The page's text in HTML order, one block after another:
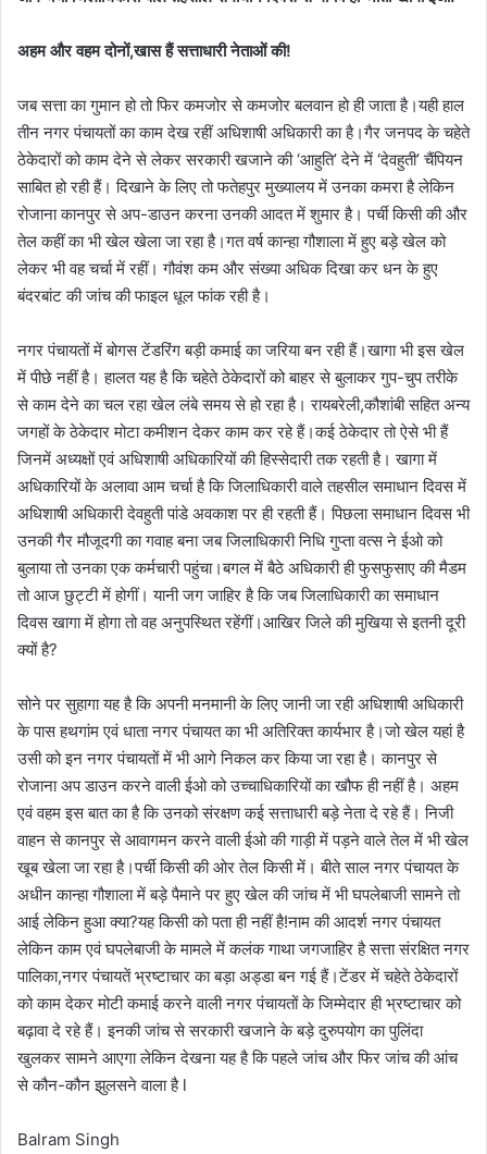
अहम और वहम दोनों,खास हैं सत्ताधारी नेताओं की!
जब सत्ता का गुमान हो तो फिर कमजोर से कमजोर बलवान हो ही जाता है।यही हाल
तीन नगर पंचायतों का काम देख रहीं अधिशाषी अधिकारी का है।गैर जनपद के चहेते
ठेकेदारों को काम देने से लेकर सरकारी खजाने की ‘आहुति’ देने में ‘देवहुती’ चैंपियन
साबित हो रही हैं। दिखाने के लिए तो फतेहपुर मुख्यालय में उनका कमरा है लेकिन
रोजाना कानपुर से अप-डाउन करना उनकी आदत में शुमार है। पर्ची किसी की और
तेल कहीं का भी खेल खेला जा रहा है।गत वर्ष कान्हा गौशाला में हुए बड़े खेल को
लेकर भी वह चर्चा में रहीं। गौवंश कम और संख्या अधिक दिखा कर धन के हुए
बंदरबांट की जांच की फाइल धूल फांक रही है।
नगर पंचायतों में बोगस टेंडरिंग बड़ी कमाई का जरिया बन रही हैं।खागा भी इस खेल
में पीछे नहीं है। हालत यह है कि चहेते ठेकेदारों को बाहर से बुलाकर गुप-चुप तरीके
से काम देने का चल रहा खेल लंबे समय से हो रहा है। रायबरेली,कौशांबी सहित अन्य
जगहों के ठेकेदार मोटा कमीशन देकर काम कर रहे हैं।कई ठेकेदार तो ऐसे भी हैं
जिनमें अध्यक्षों एवं अधिशाषी अधिकारियों की हिस्सेदारी तक रहती है। खागा में
अधिकारियों के अलावा आम चर्चा है कि जिलाधिकारी वाले तहसील समाधान दिवस में
अधिशाषी अधिकारी देवहुती पांडे अवकाश पर ही रहती हैं। पिछला समाधान दिवस भी
उनकी गैर मौजूदगी का गवाह बना जब जिलाधिकारी निधि गुप्ता वत्स ने ईओ को
बुलाया तो उनका एक कर्मचारी पहुंचा।बगल में बैठे अधिकारी ही फुसफुसाए की मैडम
तो आज छुट्टी में होगीं। यानी जग जाहिर है कि जब जिलाधिकारी का समाधान
दिवस खागा में होगा तो वह अनुपस्थित रहेंगीं।आखिर जिले की मुखिया से इतनी दूरी
क्यों है?
सोने पर सुहागा यह है कि अपनी मनमानी के लिए जानी जा रही अधिशाषी अधिकारी
के पास हथगांम एवं धाता नगर पंचायत का भी अतिरिक्त कार्यभार है।जो खेल यहां है
उसी को इन नगर पंचायतों में भी आगे निकल कर किया जा रहा है। कानपुर से
रोजाना अप डाउन करने वाली ईओ को उच्चाधिकारियों का खौफ ही नहीं है। अहम
एवं वहम इस बात का है कि उनको संरक्षण कई सत्ताधारी बड़े नेता दे रहे हैं। निजी
वाहन से कानपुर से आवागमन करने वाली ईओ की गाड़ी में पड़ने वाले तेल में भी खेल
खूब खेला जा रहा है।पर्ची किसी की ओर तेल किसी में। बीते साल नगर पंचायत के
अधीन कान्हा गौशाला में बड़े पैमाने पर हुए खेल की जांच में भी घपलेबाजी सामने तो
आई लेकिन हुआ क्या?यह किसी को पता ही नहीं है!नाम की आदर्श नगर पंचायत
लेकिन काम एवं घपलेबाजी के मामले में कलंक गाथा जगजाहिर है सत्ता संरक्षित नगर
पालिका,नगर पंचायतें भ्रष्टाचार का बड़ा अड्डा बन गई हैं।टेंडर में चहेते ठेकेदारों
को काम देकर मोटी कमाई करने वाली नगर पंचायतों के जिम्मेदार ही भ्रष्टाचार को
बढ़ावा दे रहे हैं। इनकी जांच से सरकारी खजाने के बड़े दुरुपयोग का पुलिंदा
खुलकर सामने आएगा लेकिन देखना यह है कि पहले जांच और फिर जांच की आंच
से कौन-कौन झुलसने वाला है l
Balram Singh